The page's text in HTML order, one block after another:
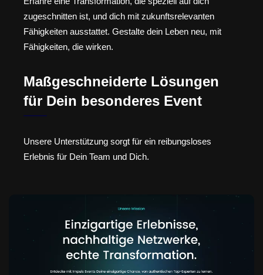
zugeschnitten ist, und dich mit zukunftsrelevanten
Fähigkeiten ausstattet. Gestalte dein Leben neu, mit
Fähigkeiten, die wirken.
Maßgeschneiderte Lösungen
für Dein besonderes Event
Unsere Unterstützung sorgt für ein reibungsloses
Erlebnis für Dein Team und Dich.